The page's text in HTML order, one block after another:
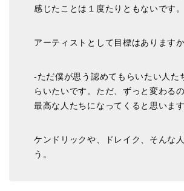
感じたことは１度たりともないです。
アーティストとして目標はあります
-ただ僕が思う認めてもらいたい人た
らいたいです。ただ、ずっと変わる
最高な人たちになってくると思います
ケンドリックや、ドレイク、そんな
う。